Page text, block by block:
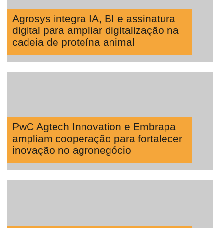
Agro
Lean
Way
Manager
Agrosys integra IA, BI e assinatura
digital para ampliar digitalização na
cadeia de proteína animal
PwC Agtech Innovation e Embrapa
ampliam cooperação para fortalecer
inovação no agronegócio